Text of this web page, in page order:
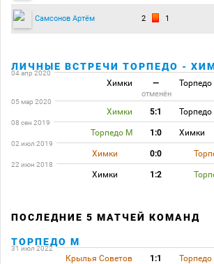
Самсонов Артём 2 1
ЛИЧНЫЕ ВСТРЕЧИ ТОРПЕДО -
04 апр 2020
Химки —
отменён
05 мар 2020
Химки 5:1
08 сен 2019
Торпедо М 1:0 Химки
02 июл 2019
Химки 0:0
22 июн 2018
Химки 1:2
ПОСЛЕДНИЕ 5 МАТЧЕЙ КОМАНД
ТОРПЕДО М
31 июл 2022
Крылья Советов 1:1